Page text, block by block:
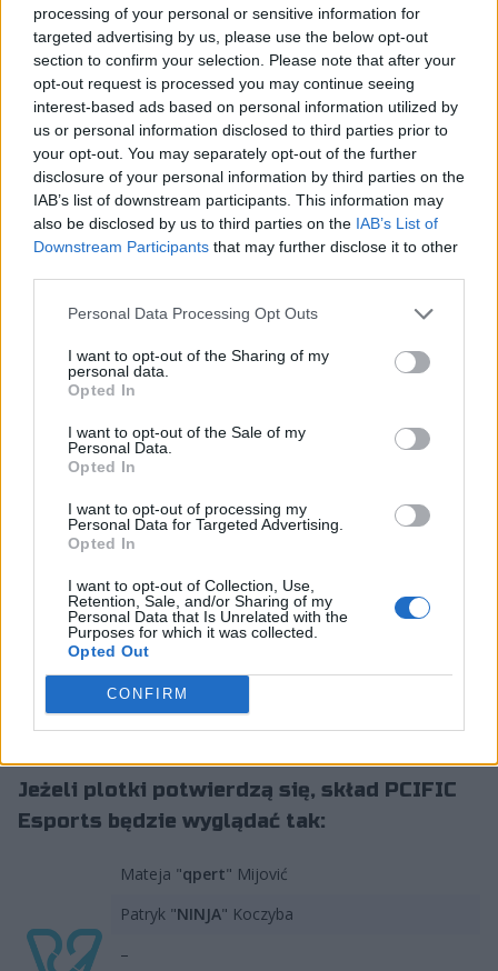
processing of your personal or sensitive information for
targeted advertising by us, please use the below opt-out
section to confirm your selection. Please note that after your
opt-out request is processed you may continue seeing
interest-based ads based on personal information utilized by
us or personal information disclosed to third parties prior to
your opt-out. You may separately opt-out of the further
disclosure of your personal information by third parties on the
IAB’s list of downstream participants. This information may
also be disclosed by us to third parties on the IAB’s List of
Downstream Participants that may further disclose it to other
Personal Data Processing Opt Outs
I want to opt-out of the Sharing of my
personal data.
Opted In
I want to opt-out of the Sale of my
Personal Data.
Opted In
I want to opt-out of processing my
Personal Data for Targeted Advertising.
Opted In
I want to opt-out of Collection, Use,
Retention, Sale, and/or Sharing of my
Personal Data that Is Unrelated with the
Purposes for which it was collected.
Opted Out
CONFIRM
zespół zasili Patryk "NINJA" Koczyba. 19-letni Polak
ostatni rok spędził w słynnym Teamie Liquid. Nie był
tam jednak częścią pierwszego zespołu, a akademii,
która rywalizowała w VALORANT Challengers
NORTH//EAST. Tam NINJA i partnerzy wygrali pierwszy
split oraz zdobyli wicemistrzostwo splitu drugiego, ale
z powodu bycia akademią nie mogli zagrać na VCT
Ascension. Gdy zaś sezon się skończył, drużyna zaczęła
się rozpadać i sam Polak już na początku października
opuścił jej szeregi. Od tego momentu pozostaje on
wolnym graczem.
CZYTAJ TEŻ:Liquid prezentuje trzy nowe nabytki
Ewentualny angaż w PCIFIC byłby zatem dla NINJY
szansą na powrót do gry i to od razu w samym
VALORANT Champions Tour! W nowym zespole polski
nastolatek miałby ponownie spotkać się z Mateją
"qpertem" Mijoviciem, który dotychczas również był
reprezentantem Liquid Academy. Obsada pozostałych
foteli pozostaje natomiast niewiadomą. Wszystko
dlatego, że turecka organizacja niedawno straciła swój
skład, który zapewnił jej sukces na VCT Ascension. Ten
został przejęty przez partnerską formację PCIFIC, czyli
BBL Esports, które postanowiło wrócić do w pełni
tureckich korzeni. Wobec tego kluczowe jest pytanie,
czy włodarzom uda zbudować się w krótkim czasie
piątkę zdolną do tego, by być czymś więcej niż tylko
Jeżeli plotki potwierdzą się, skład PCIFIC
Esports będzie wyglądać tak:
Mateja "qpert" Mijović
Patryk "NINJA" Koczyba
–